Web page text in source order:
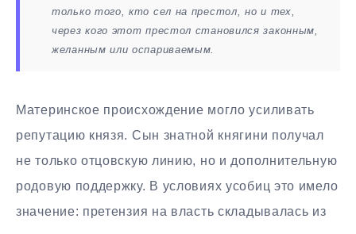
только того, кто сел на престол, но и тех,
через кого этот престол становился законным,
желанным или оспариваемым.
Материнское происхождение могло усиливать
репутацию князя. Сын знатной княгини получал
не только отцовскую линию, но и дополнительную
родовую поддержку. В условиях усобиц это имело
значение: претензия на власть складывалась из